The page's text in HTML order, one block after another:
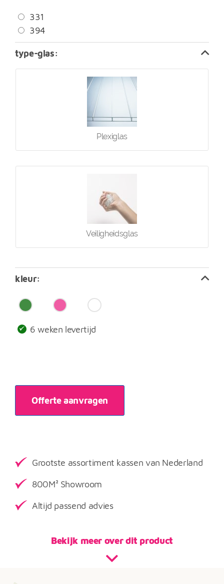
331
394
type-glas
Plexiglas
Veiligheidsglas
kleur
6 weken levertijd
Offerte aanvragen
Grootste assortiment kassen van Nederland
800M² Showroom
Altijd passend advies
Bekijk meer over dit product